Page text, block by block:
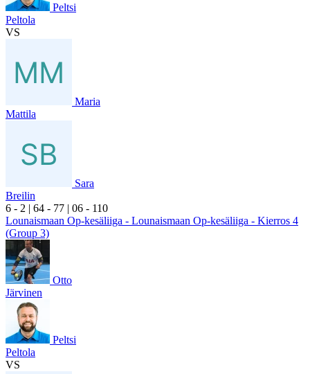
Peltsi
Peltola
VS
Maria
Mattila
Sara
Breilin
6 - 2 | 64 - 77 | 06 - 110
Lounaismaan Op-kesäliiga - Lounaismaan Op-kesäliiga - Kierros 4
(Group 3)
Otto
Järvinen
Peltsi
Peltola
VS